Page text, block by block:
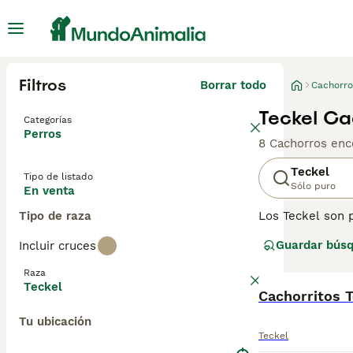
Filtros Borrar todo
Categorías
Perros
Tipo de listado
En venta
Tipo de raza
Incluir cruces
Raza
Teckel
Tu ubicación
Teckel
8 Cachorros
Teckel
Sólo puro
Los Teckel son
jugando y
restreando y
inteligentes y
Guardar
Cachorritos
Teckel